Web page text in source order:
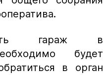
гараж в
будет
в орган